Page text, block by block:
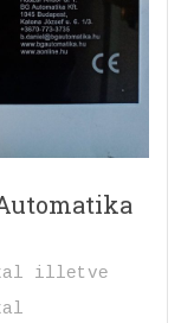
illetve